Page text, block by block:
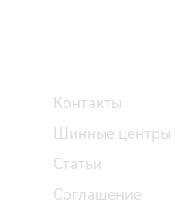
Контакты
Шинные центры
Статьи
Соглашение